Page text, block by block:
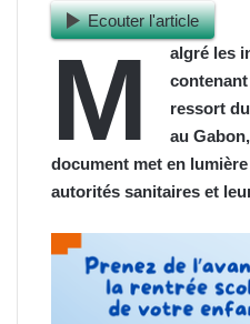
Ecouter l'article
M
algré les
ressort
au
document met en
autorités sanitaires et